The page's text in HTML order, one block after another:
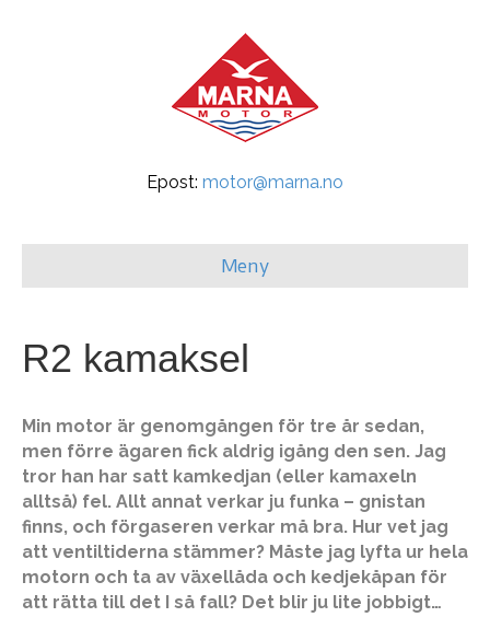
Epost: motor@marna.no
Meny
R2 kamaksel
Min motor är genomgången för tre år sedan,
men förre ägaren fick aldrig igång den sen. Jag
tror han har satt kamkedjan (eller kamaxeln
alltså) fel. Allt annat verkar ju funka – gnistan
finns, och förgaseren verkar må bra. Hur vet jag
att ventiltiderna stämmer? Måste jag lyfta ur hela
motorn och ta av växellåda och kedjekåpan för
att rätta till det I så fall? Det blir ju lite jobbigt…